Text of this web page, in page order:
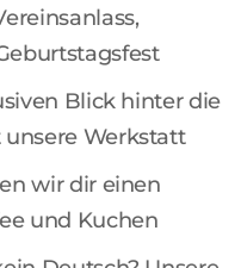
Blick hinter die
unsere Werkstatt
wir dir einen
und Kuchen